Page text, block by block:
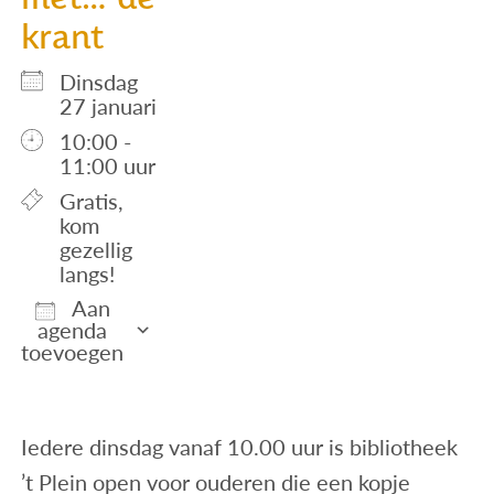
krant
dinsdag
27 januari
10:00 -
11:00 uur
Gratis,
kom
gezellig
langs!
Aan
agenda
toevoegen
Iedere dinsdag vanaf 10.00 uur is bibliotheek
’t Plein open voor ouderen die een kopje